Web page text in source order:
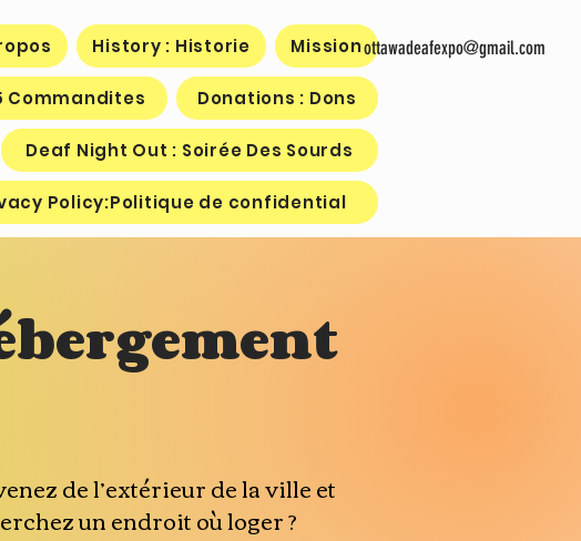
ottawadeafexpo@gmail.com
History : Historie Mission
Commandites Donations : Dons
Deaf Night Out : Soirée Des Sourds
Policy:Politique de confidential
de l’extérieur de la ville et
un endroit où loger ?